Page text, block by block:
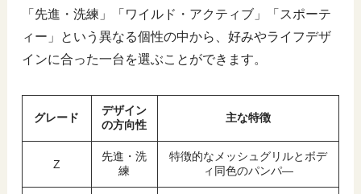
「先進・洗練」「ワイルド・アクティブ」「スポーテ
ィー」という異なる個性の中から、好みやライフデザ
インに合った一台を選ぶことができます。
グレード
デザイン
の方向性
主な特徴
Z
先進・洗
練
特徴的なメッシュグリルとボデ
ィ同色のパンパ―